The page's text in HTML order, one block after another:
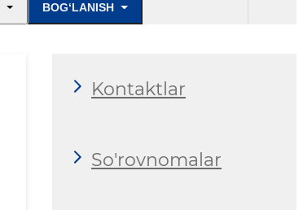
BOG‘LANISH
Kontaktlar
So'rovnomalar